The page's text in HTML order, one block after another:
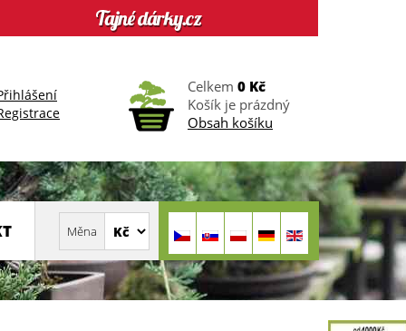
Celkem 0 Kč
Košík je prázdný
Obsah košíku